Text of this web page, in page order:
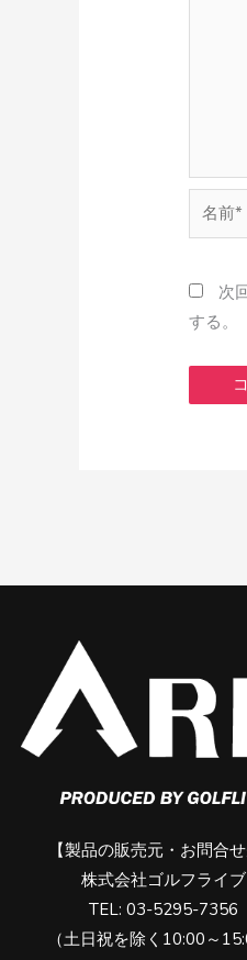
前
次
する。
【製品の販売元・お問合せ
株式会社ゴルフライブ
TEL: 03-5295-7356
（土日祝を除く10:00～